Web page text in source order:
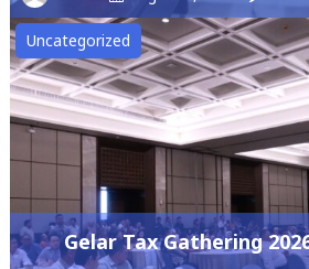
Uncategorized
Gelar Tax Gathering